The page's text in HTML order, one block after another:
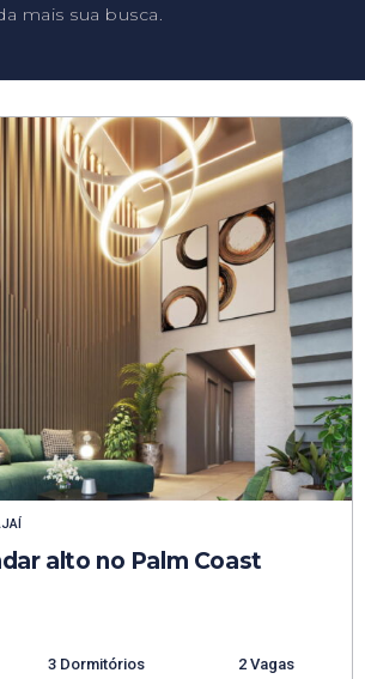
mais sua busca.
alto no Palm Coast
3 Dormitórios 2 Vagas